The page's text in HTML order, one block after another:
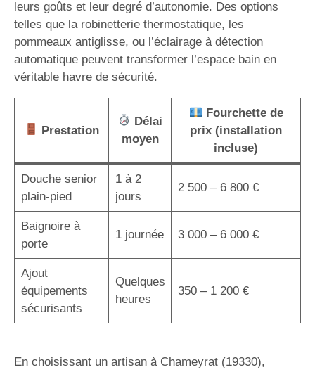
leurs goûts et leur degré d’autonomie. Des options
telles que la robinetterie thermostatique, les
pommeaux antiglisse, ou l’éclairage à détection
automatique peuvent transformer l’espace bain en
véritable havre de sécurité.
Prestation
Délai
moyen
Fourchette de
prix (installation
incluse)
Douche senior
plain-pied
1 à 2
jours
2 500 – 6 800 €
Baignoire à
porte
1 journée 3 000 – 6 000 €
Ajout
équipements
sécurisants
Quelques
heures
350 – 1 200 €
En choisissant un artisan à Chameyrat (19330),